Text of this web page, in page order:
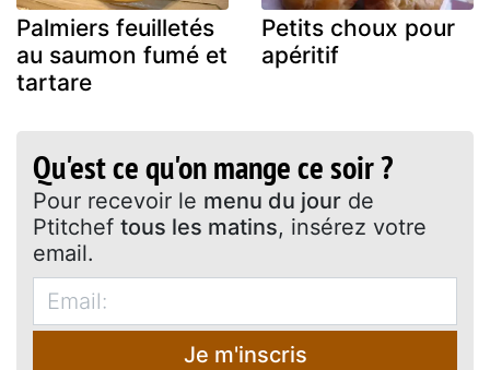
Palmiers feuilletés
au saumon fumé et
tartare
Petits choux pour
apéritif
Qu'est ce qu'on mange ce soir ?
Pour recevoir le menu du jour de
Ptitchef tous les matins, insérez votre
email.
Je m'inscris